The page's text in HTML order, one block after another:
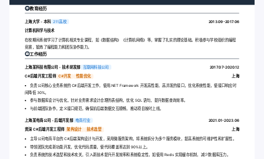
教育经历
上海大学 - 本科 211高校
2013.09-2017.06
计算机科学与技术
在校期间系统学习了计算机相关专业课程，如《数据结构》《计算机网络》等，掌握了扎实的理论基础。积极参与学校组织的编程
竞赛，锻炼了编程能力和团队协作能力。
工作经历
上海某科技有限公司 - 技术研发部 互联网科技公司
2017.07-2020.12
C#后端开发工程师 C#开发 性能优化
上海
负责公司核心业务系统的 C#后端开发工作，使用.NET Framework 开发高性能、高并发的接口，优化系统性能，使接口响应时
间降低 30%。
参与数据库设计与优化，针对业务需求设计合理的表结构，优化 SQL 语句，提升数据查询效率。
与前端团队协作，定义接口规范，确保前后端数据交互顺畅，推动项目按时上线。
上海某电商公司 - 后端开发部 电商行业 2021.01-2023.06
资深 C#后端开发工程师 架构设计 技术选型 上海
主导公司电商平台的 C#后端架构设计与开发，采用微服务架构，将系统拆分为多个服务模块，提高系统的可维护性和扩展性。
带领团队完成新功能开发，优化代码质量，使代码覆盖率达到 90%以上。
负责系统的技术选型和技术攻关，引入新技术提升开发效率和系统稳定性，如使用 Redis 实现缓存机制，减少数据库压力。